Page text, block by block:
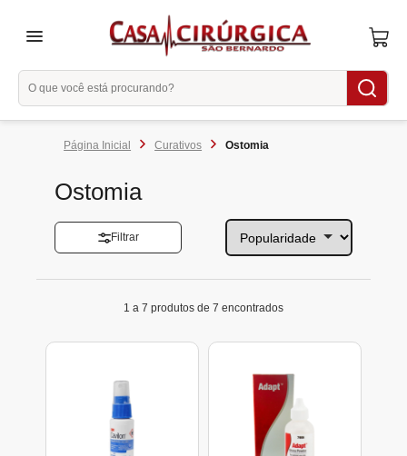
menu
Curativos Ostomia
Ostomia
Filtrar
1 a 7 produtos de 7 encontrados